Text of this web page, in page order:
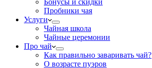
Бонусы и скидки
Пробники чая
Услуги
Чайная школа
Чайные церемонии
Про чай
Как правильно заваривать чай?
О возрасте пуэров